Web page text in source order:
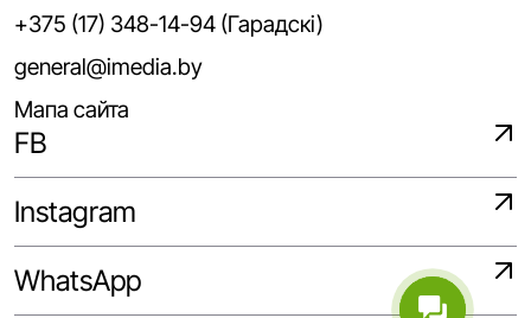
+375 (17) 348-14-94 (Гарадскі)
general@imedia.by
Мапа сайта
FB
Instagram
WhatsApp